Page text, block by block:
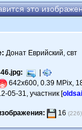
Донат Еврийский, свт
|
642x600, 0.39 MPix,
05-31, участник [
16(226)